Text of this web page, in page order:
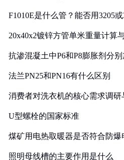
F1010E是什么管？能否用3205
20x40x2镀锌方管单米重量计算
抗渗混凝土中P6和P8膨胀剂分
法兰PN25和PN16有什么区别
消费者对洗衣机的核心需求调研
U型螺栓的国家标准
煤矿用电热取暖器是否符合防爆
照明母线槽的主要作用是什么